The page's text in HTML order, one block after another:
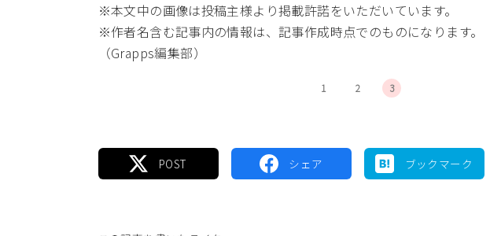
※本文中の画像は投稿主様より掲載許諾をいただいています。
※作者名含む記事内の情報は、記事作成時点でのものになります。
（Grapps編集部）
1 2 3